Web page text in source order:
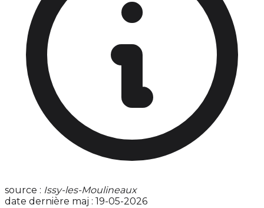
source : Issy-les-Moulineaux
date dernière maj : 19-05-2026